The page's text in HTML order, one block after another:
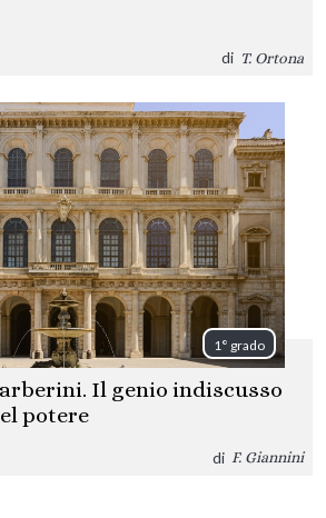
di T. Ortona
1° grado
Il genio indiscusso
potere
di F. Giannini